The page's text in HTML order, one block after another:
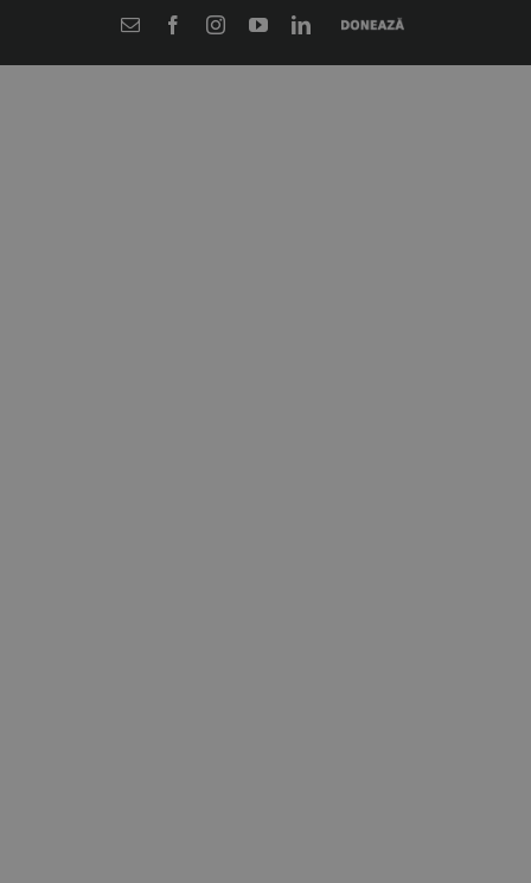
E-
FacebookInstagramYouTubeLinkedIn
Donează